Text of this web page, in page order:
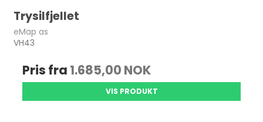
Trysilfjellet
eMap as
VH43
Pris fra 1.685,00 NOK
VIS PRODUKT